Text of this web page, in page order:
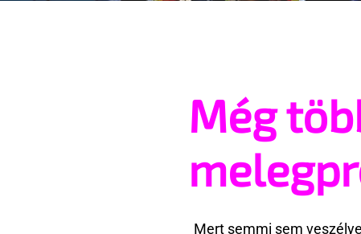
Még
Mert semmi sem